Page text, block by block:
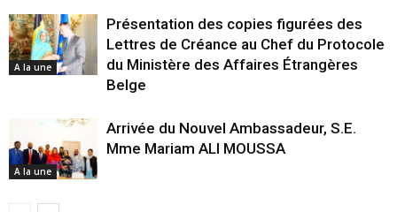
A la une
Présentation des copies figurées des
Lettres de Créance au Chef du Protocole
du Ministère des Affaires Étrangères
Belge
A la une
Arrivée du Nouvel Ambassadeur, S.E.
Mme Mariam ALI MOUSSA